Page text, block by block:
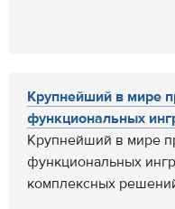
Крупнейший в мире
функциональных
Крупнейший в мире
функциональных
комплексных